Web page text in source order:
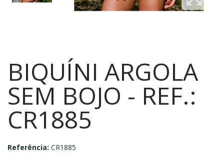
BIQUÍNI ARGOLA
SEM BOJO - REF.:
CR1885
Referência: CR1885